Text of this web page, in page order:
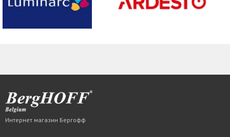
Интернет магазин Бергофф